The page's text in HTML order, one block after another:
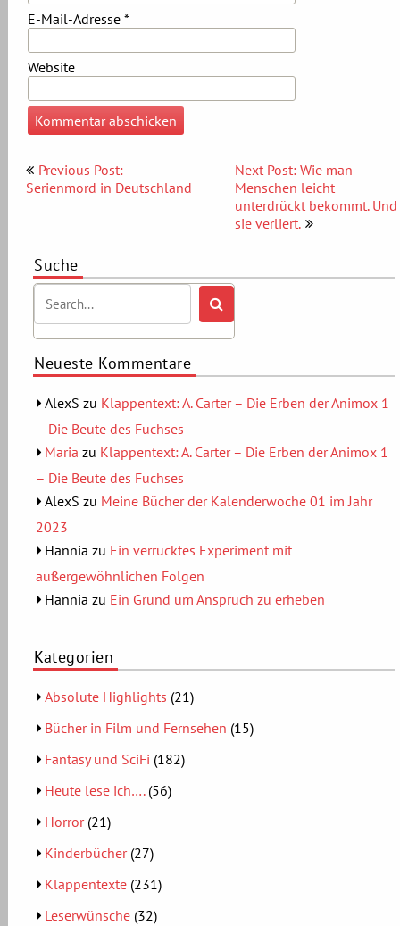
E-Mail-Adresse *
Website
Beitragsnavigation
Previous Post:
Serienmord in Deutschland
Next Post: Wie man
Menschen leicht
unterdrückt bekommt. Und
sie verliert.
Suche
Neueste Kommentare
AlexS zu Klappentext: A. Carter – Die Erben der Animox 1
– Die Beute des Fuchses
Maria zu Klappentext: A. Carter – Die Erben der Animox 1
– Die Beute des Fuchses
AlexS zu Meine Bücher der Kalenderwoche 01 im Jahr
2023
Hannia zu Ein verrücktes Experiment mit
außergewöhnlichen Folgen
Hannia zu Ein Grund um Anspruch zu erheben
Kategorien
Absolute Highlights (21)
Bücher in Film und Fernsehen (15)
Fantasy und SciFi (182)
Heute lese ich….(56)
Horror(21)
Kinderbücher(27)
Klappentexte (231)
Leserwünsche (32)